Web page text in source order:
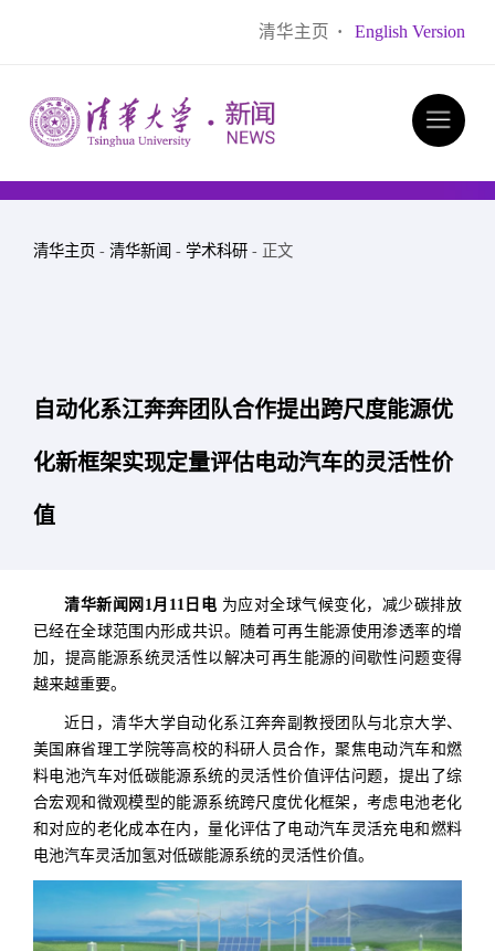
清华主页 · English Version
清华主页 - 清华新闻 - 学术科研 - 正文
自动化系江奔奔团队合作提出跨尺度能源优
化新框架实现定量评估电动汽车的灵活性价
值
清华新闻网1月11日电 为应对全球气候变化，减少碳排放
已经在全球范围内形成共识。随着可再生能源使用渗透率的增
加，提高能源系统灵活性以解决可再生能源的间歇性问题变得
越来越重要。
近日，清华大学自动化系江奔奔副教授团队与北京大学、
美国麻省理工学院等高校的科研人员合作，聚焦电动汽车和燃
料电池汽车对低碳能源系统的灵活性价值评估问题，提出了综
合宏观和微观模型的能源系统跨尺度优化框架，考虑电池老化
和对应的老化成本在内，量化评估了电动汽车灵活充电和燃料
电池汽车灵活加氢对低碳能源系统的灵活性价值。